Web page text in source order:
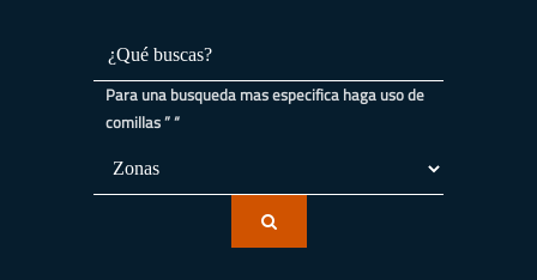
Para una busqueda mas especifica haga uso de
comillas ” “